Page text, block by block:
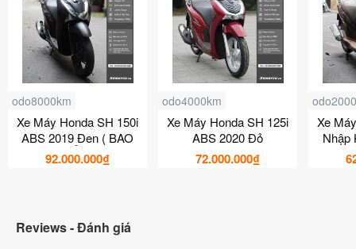
odo8000km
Xe Máy Honda SH 150i
ABS 2019 Đen ( BAO
BIỂN )
92.000.000₫
odo4000km
Xe Máy Honda SH 125i
ABS 2020 Đỏ
72.000.000₫
Xe
Nhập
Reviews - Đánh giá